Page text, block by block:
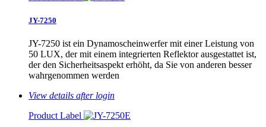
JY-7250
JY-7250 ist ein Dynamoscheinwerfer mit einer Leistung von
50 LUX, der mit einem integrierten Reflektor ausgestattet ist,
der den Sicherheitsaspekt erhöht, da Sie von anderen besser
wahrgenommen werden
View details after login
Product Label